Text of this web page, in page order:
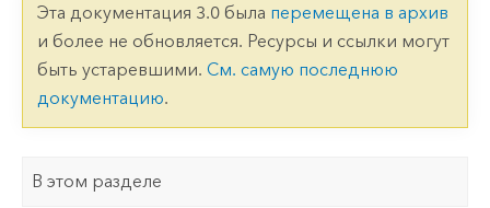
Эта документация 3.0 была перемещена в архив
и более не обновляется. Ресурсы и ссылки могут
быть устаревшими. См. самую последнюю
документацию.
В этом разделе